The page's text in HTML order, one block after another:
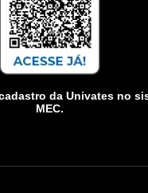
da Univates no
MEC.